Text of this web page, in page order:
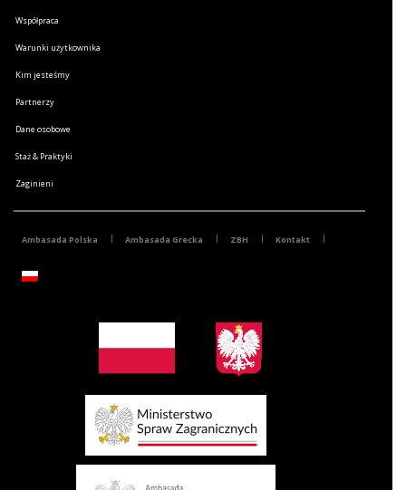
Współpraca
Warunki użytkownika
Kim jesteśmy
Partnerzy
Dane osobowe
Staż & Praktyki
Zaginieni
Ambasada Polska Ambasada Grecka ZBH Kontakt